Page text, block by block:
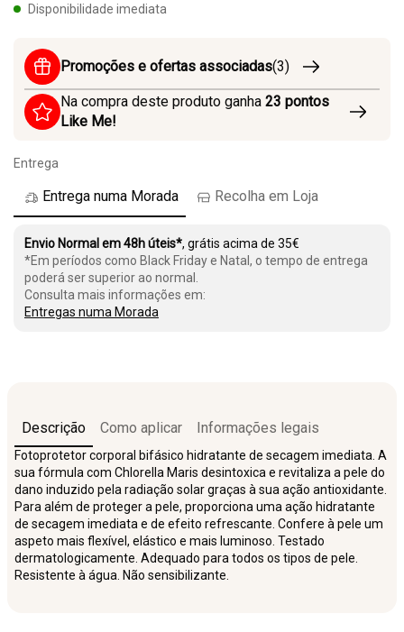
Disponibilidade imediata
Promoções e ofertas associadas(3)
Na compra deste produto ganha 23 pontos
Like Me!
Entrega
Entrega numa Morada Recolha em Loja
Envio Normal em 48h úteis*, grátis acima de 35€
*Em períodos como Black Friday e Natal, o tempo de entrega
poderá ser superior ao normal.
Consulta mais informações em:
Entregas numa Morada
Descrição Como aplicar Informações legais
Fotoprotetor corporal bifásico hidratante de secagem imediata. A
sua fórmula com Chlorella Maris desintoxica e revitaliza a pele do
dano induzido pela radiação solar graças à sua ação antioxidante.
Para além de proteger a pele, proporciona uma ação hidratante
de secagem imediata e de efeito refrescante. Confere à pele um
aspeto mais flexível, elástico e mais luminoso. Testado
dermatologicamente. Adequado para todos os tipos de pele.
Resistente à água. Não sensibilizante.